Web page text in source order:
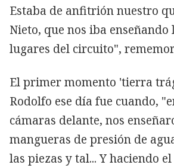
Estaba de anfitrión nuestro
Nieto, que nos iba
lugares del circuito",
El primer momento 'tierra
Rodolfo ese día fue cuando,
cámaras delante, nos
mangueras de presión de
las piezas y tal... Y haciendo